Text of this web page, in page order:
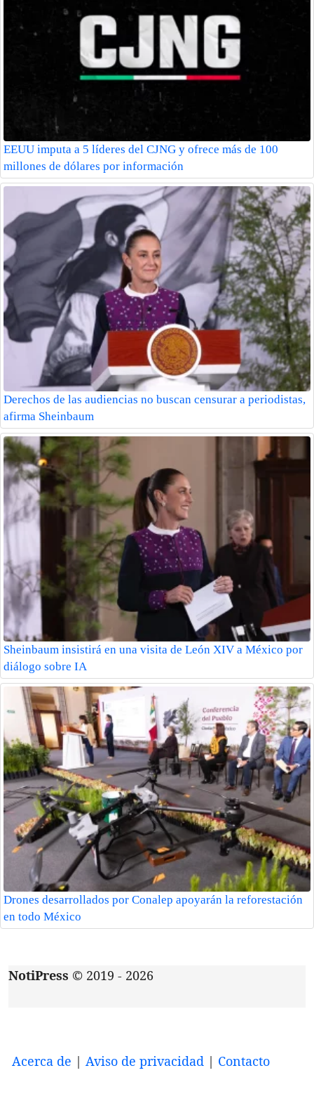
EEUU imputa a 5 líderes del CJNG y ofrece más de 100
millones de dólares por información
Derechos de las audiencias no buscan censurar a periodistas,
afirma Sheinbaum
Sheinbaum insistirá en una visita de León XIV a México por
diálogo sobre IA
Drones desarrollados por Conalep apoyarán la reforestación
en todo México
NotiPress © 2019 - 2026
Acerca de | Aviso de privacidad | Contacto